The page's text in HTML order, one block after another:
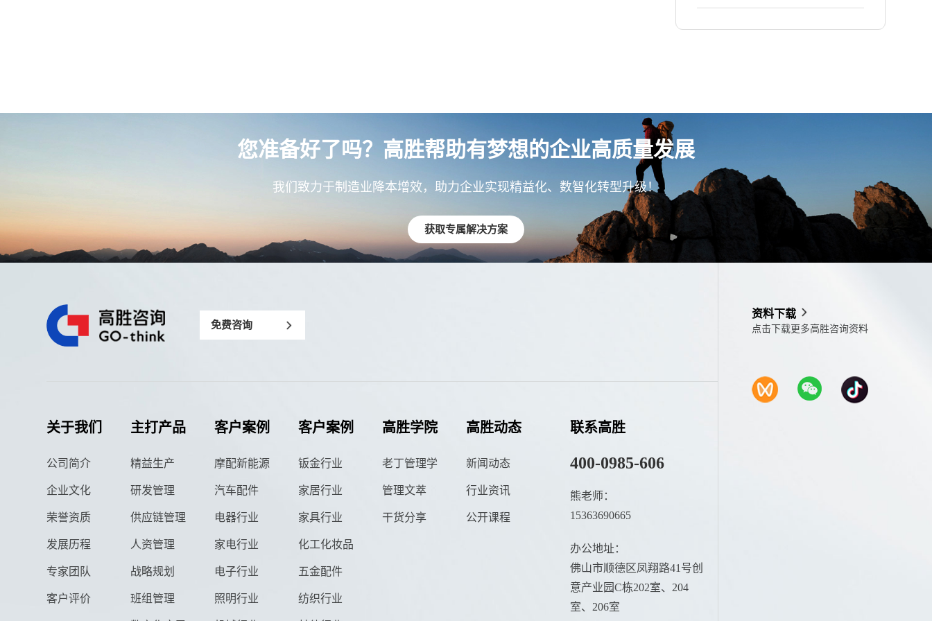
精益生产项目！
您准备好了吗？高胜帮助有梦想的企业高质量发展
我们致力于制造业降本增效，助力企业实现精益化、数智化转型升级！
获取专属解决方案
免费咨询
关于我们
公司简介
企业文化
荣誉资质
发展历程
专家团队
客户评价
主打产品
精益生产
研发管理
供应链管理
人资管理
战略规划
班组管理
客户案例
摩配新能源
汽车配件
电器行业
家电行业
电子行业
照明行业
客户案例
钣金行业
家居行业
家具行业
化工化妆品
五金配件
纺织行业
高胜学院
老丁管理学
管理文萃
干货分享
高胜动态
新闻动态
行业资讯
公开课程
联系高胜
400-0985-606
熊老师：
15363690665
办公地址：
佛山市顺德区凤翔路41号创
意产业园C栋202室、204
室、206室
资料下载
点击下载更多高胜咨询资料